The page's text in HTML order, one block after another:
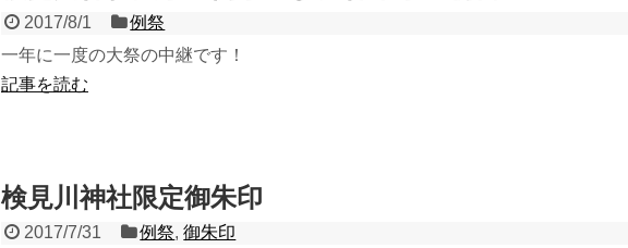
2017/8/1
例祭
一年に一度の大祭の中継です！
記事を読む
検見川神社限定御朱印
2017/7/31 例祭,御朱印